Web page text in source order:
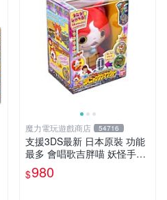
魔力電玩遊戲商店 54716
支援3DS最新 日本原裝 功能
最多 會唱歌吉胖喵 妖怪手錶
玩偶 五種發聲 可插徽章 對應
全系列硬幣【板橋魔力】
$980